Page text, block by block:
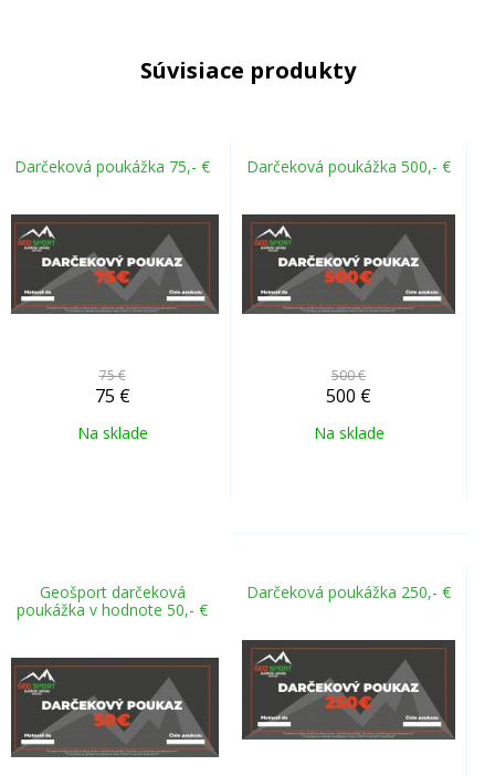
Súvisiace produkty
Darčeková poukážka 75,- €
75 €
75 €
Na sklade
Darčeková poukážka 500,- €
500 €
500 €
Na sklade
Geošport darčeková
poukážka v hodnote 50,- €
Darčeková poukážka 250,- €